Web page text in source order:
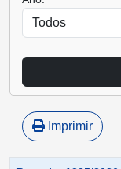
Imprimir